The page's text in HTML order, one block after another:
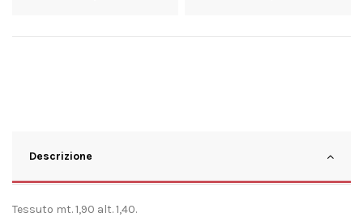
Descrizione
Tessuto mt. 1,90 alt. 1,40.